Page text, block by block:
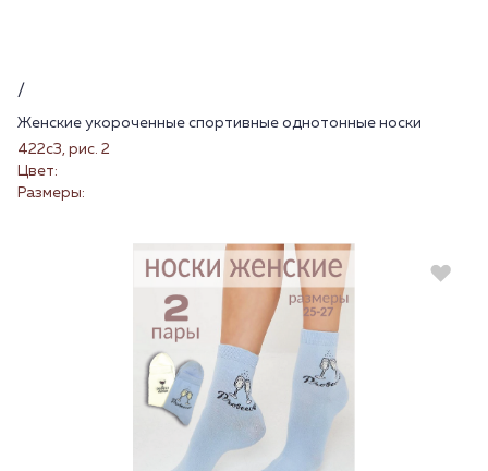
/
Женские укороченные спортивные однотонные носки
422с3, рис. 2
Цвет:
Размеры: